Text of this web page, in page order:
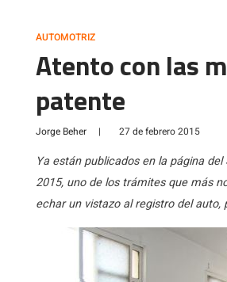
AUTOMOTRIZ
Atento con las
patente
Jorge Beher | 27 de febrero 2015
Ya están publicados en la página
2015, uno de los trámites que más
echar un vistazo al registro del